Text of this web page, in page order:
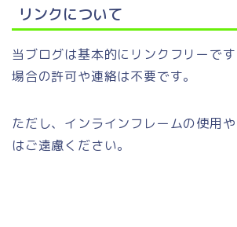
リンクについて
当ブログは基本的にリンクフリーで
場合の許可や連絡は不要です。
ただし、インラインフレームの使用
はご遠慮ください。